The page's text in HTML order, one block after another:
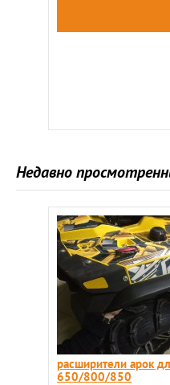
Недавно
расширители арок
650/800/850